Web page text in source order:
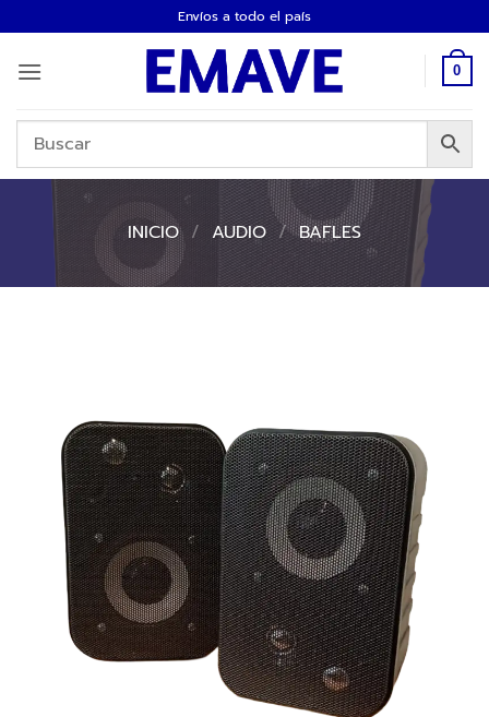
al
contenido
Envíos a todo el país
0
INICIO / AUDIO / BAFLES